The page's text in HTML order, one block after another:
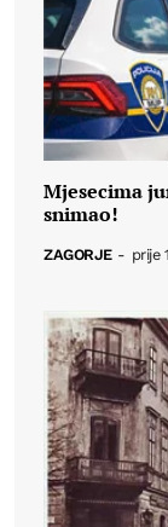
Mjesecima
snimao!
ZAGORJE - prije